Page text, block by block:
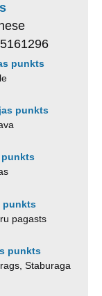
punkts
punkts
punkts
punkts
pagasts
punkts
Staburaga